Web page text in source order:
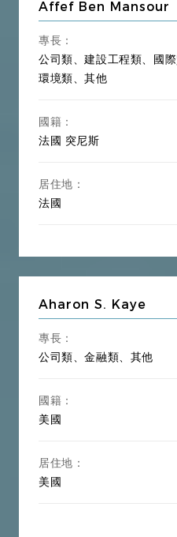
Affef Ben Mansour
專長：
公司類、建設工程類、國
環境類、其他
國籍：
法國 突尼斯
居住地：
法國
Aharon S. Kaye
專長：
公司類、金融類、其他
國籍：
美國
居住地：
美國